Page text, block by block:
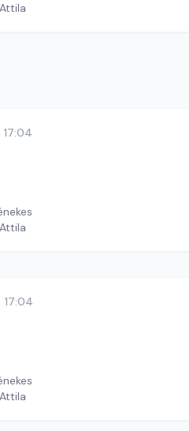
17:04
17:04